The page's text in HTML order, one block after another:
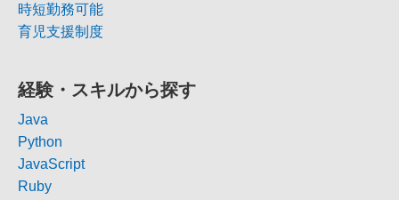
時短勤務可能
育児支援制度
経験・スキルから探す
Java
Python
JavaScript
Ruby